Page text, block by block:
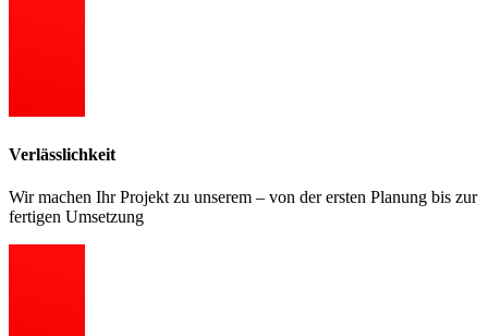
Verlässlichkeit
Wir machen Ihr Projekt zu unserem – von der ersten Planung bis zur
fertigen Umsetzung